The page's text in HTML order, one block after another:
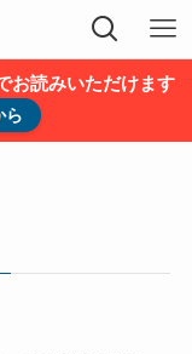
お読みいただけます
ら